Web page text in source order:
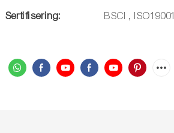
Sertifisering:
BSCI , ISO19001